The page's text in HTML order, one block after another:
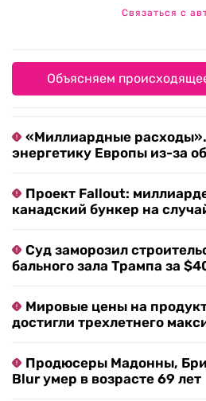
Связаться с
Объясняем
«Миллиардные
энергетику Европы из-за
Проект Fallout:
канадский бункер на
Суд заморозил
бального зала Трампа за
Мировые цены на
достигли трехлетнего
Продюсеры Мадонны,
Blur умер в возрасте 69 лет